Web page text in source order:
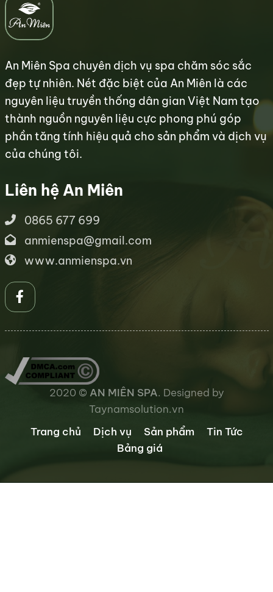
An Miên Spa chuyên dịch vụ spa chăm sóc sắc
đẹp tự nhiên. Nét đặc biệt của An Miên là các
nguyên liệu truyền thống dân gian Việt Nam tạo
thành nguồn nguyên liệu cực phong phú góp
phần tăng tính hiệu quả cho sản phẩm và dịch vụ
của chúng tôi.
Liên hệ An Miên
0865 677 699
anmienspa@gmail.com
www.anmienspa.vn
2020 © AN MIÊN SPA. Designed by
Taynamsolution.vn
Trang chủ
Dịch vụ Sản phẩm
Tin Tức
Bảng giá